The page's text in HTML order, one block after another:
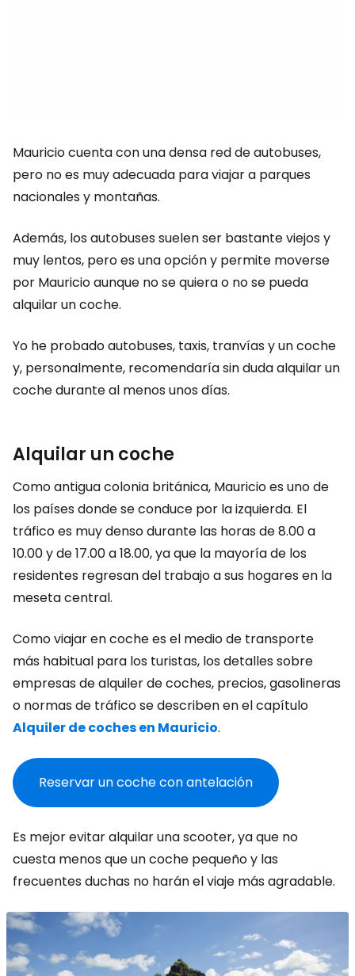
Mauricio cuenta con una densa red de autobuses,
pero no es muy adecuada para viajar a parques
nacionales y montañas.
Además, los autobuses suelen ser bastante viejos y
muy lentos, pero es una opción y permite moverse
por Mauricio aunque no se quiera o no se pueda
alquilar un coche.
Yo he probado autobuses, taxis, tranvías y un coche
y, personalmente, recomendaría sin duda alquilar un
coche durante al menos unos días.
Alquilar un coche
Como antigua colonia británica, Mauricio es uno de
los países donde se conduce por la izquierda. El
tráfico es muy denso durante las horas de 8.00 a
10.00 y de 17.00 a 18.00, ya que la mayoría de los
residentes regresan del trabajo a sus hogares en la
meseta central.
Como viajar en coche es el medio de transporte
más habitual para los turistas, los detalles sobre
empresas de alquiler de coches, precios, gasolineras
o normas de tráfico se describen en el capítulo
Alquiler de coches en Mauricio.
Reservar un coche con antelación
Es mejor evitar alquilar una scooter, ya que no
cuesta menos que un coche pequeño y las
frecuentes duchas no harán el viaje más agradable.